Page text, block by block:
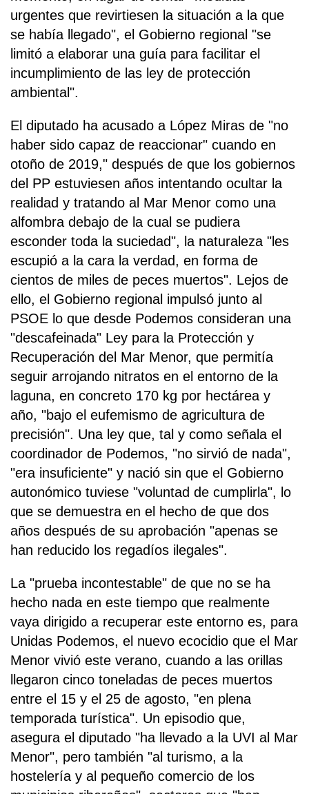
urgentes que revirtiesen la situación a la que
se había llegado", el Gobierno regional "se
limitó a elaborar una guía para facilitar el
incumplimiento de las ley de protección
ambiental".
El diputado ha acusado a López Miras de "no
haber sido capaz de reaccionar" cuando en
otoño de 2019," después de que los gobiernos
del PP estuviesen años intentando ocultar la
realidad y tratando al Mar Menor como una
alfombra debajo de la cual se pudiera
esconder toda la suciedad", la naturaleza "les
escupió a la cara la verdad, en forma de
cientos de miles de peces muertos". Lejos de
ello, el Gobierno regional impulsó junto al
PSOE lo que desde Podemos consideran una
"descafeinada" Ley para la Protección y
Recuperación del Mar Menor, que permitía
seguir arrojando nitratos en el entorno de la
laguna, en concreto 170 kg por hectárea y
año, "bajo el eufemismo de agricultura de
precisión". Una ley que, tal y como señala el
coordinador de Podemos, "no sirvió de nada",
"era insuficiente" y nació sin que el Gobierno
autonómico tuviese "voluntad de cumplirla", lo
que se demuestra en el hecho de que dos
años después de su aprobación "apenas se
han reducido los regadíos ilegales".
La "prueba incontestable" de que no se ha
hecho nada en este tiempo que realmente
vaya dirigido a recuperar este entorno es, para
Unidas Podemos, el nuevo ecocidio que el Mar
Menor vivió este verano, cuando a las orillas
llegaron cinco toneladas de peces muertos
entre el 15 y el 25 de agosto, "en plena
temporada turística". Un episodio que,
asegura el diputado "ha llevado a la UVI al Mar
Menor", pero también "al turismo, a la
hostelería y al pequeño comercio de los